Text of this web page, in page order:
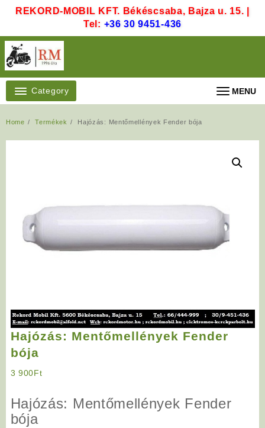
REKORD-MOBIL KFT. Békéscsaba, Bajza u. 15. |
Tel: +36 30 9451-436
Category MENU
Home Termékek Hajózás: Mentőmellények Fender bója
Hajózás: Mentőmellények Fender
bója
3 900Ft
Hajózás: Mentőmellények Fender
bója